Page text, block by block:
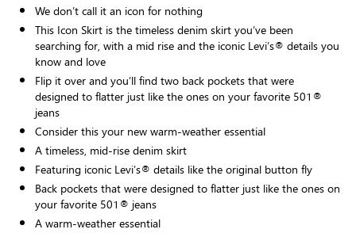
We don’t call it an icon for nothing
This Icon Skirt is the timeless denim skirt you’ve been
searching for, with a mid rise and the iconic Levi’s® details you
know and love
Flip it over and you’ll find two back pockets that were
designed to flatter just like the ones on your favorite 501®
jeans
Consider this your new warm-weather essential
A timeless, mid-rise denim skirt
Featuring iconic Levi’s® details like the original button fly
Back pockets that were designed to flatter just like the ones on
your favorite 501® jeans
A warm-weather essential